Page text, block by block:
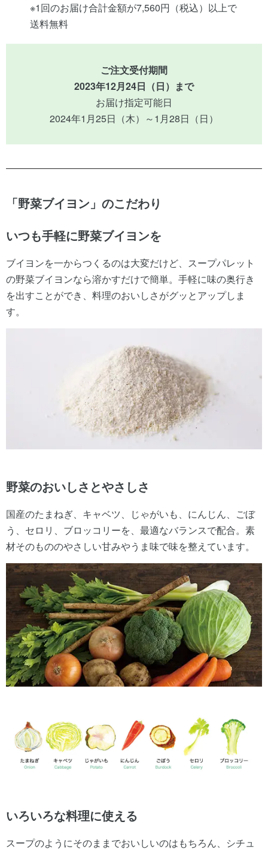
※1回のお届け合計金額が7,560円（税込）以上で
送料無料
ご注文受付期間
2023年12月24日（日）まで
お届け指定可能日
2024年1月25日（木）～1月28日（日）
「野菜ブイヨン」のこだわり
いつも手軽に野菜ブイヨンを
ブイヨンを一からつくるのは大変だけど、スープパレット
の野菜ブイヨンなら溶かすだけで簡単。手軽に味の奥行き
を出すことができ、料理のおいしさがグッとアップしま
す。
野菜のおいしさとやさしさ
国産のたまねぎ、キャベツ、じゃがいも、にんじん、ごぼ
う、セロリ、ブロッコリーを、最適なバランスで配合。素
材そのもののやさしい甘みやうま味で味を整えています。
いろいろな料理に使える
スープのようにそのままでおいしいのはもちろん、シチュ